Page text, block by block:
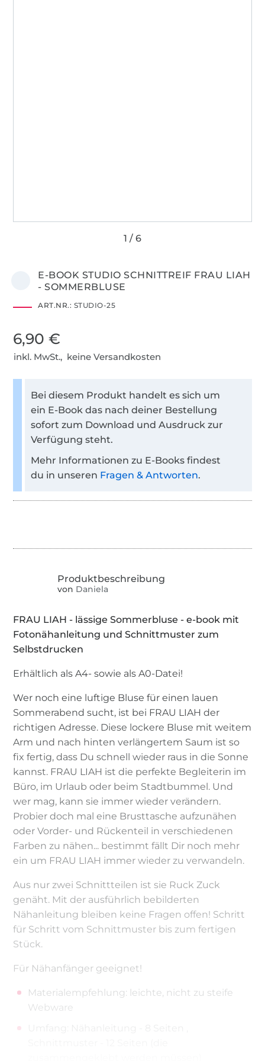
E-BOOK STUDIO SCHNITTREIF FRAU LIAH
- SOMMERBLUSE
ART.NR.: STUDIO-25
6,90 €
inkl. MwSt., keine Versandkosten
Bei diesem Produkt handelt es sich um
ein E-Book das nach deiner Bestellung
sofort zum Download und Ausdruck zur
Verfügung steht.
Mehr Informationen zu E-Books findest
du in unseren Fragen & Antworten.
von Daniela
FRAU LIAH - lässige Sommerbluse - e-book mit
Fotonähanleitung und Schnittmuster zum
Selbstdrucken
Erhältlich als A4- sowie als A0-Datei!
Wer noch eine luftige Bluse für einen lauen
Sommerabend sucht, ist bei FRAU LIAH der
richtigen Adresse. Diese lockere Bluse mit weitem
Arm und nach hinten verlängertem Saum ist so
fix fertig, dass Du schnell wieder raus in die Sonne
kannst. FRAU LIAH ist die perfekte Begleiterin im
Büro, im Urlaub oder beim Stadtbummel. Und
wer mag, kann sie immer wieder verändern.
Probier doch mal eine Brusttasche aufzunähen
oder Vorder- und Rückenteil in verschiedenen
Farben zu nähen... bestimmt fällt Dir noch mehr
ein um FRAU LIAH immer wieder zu verwandeln.
Aus nur zwei Schnittteilen ist sie Ruck Zuck
genäht. Mit der ausführlich bebilderten
Nähanleitung bleiben keine Fragen offen! Schritt
für Schritt vom Schnittmuster bis zum fertigen
Stück.
Für Nähanfänger geeignet!
Materialempfehlung: leichte, nicht zu steife
Webware